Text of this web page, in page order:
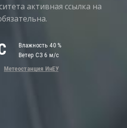
активная ссылка на